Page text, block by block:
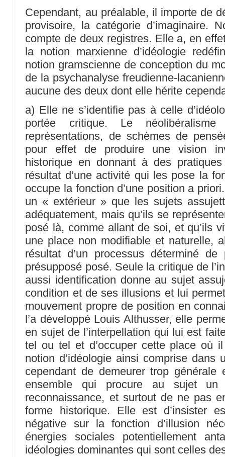
Cependant, au préalable, il importe de
provisoire, la catégorie d’imaginaire.
compte de deux registres. Elle a, en
la notion marxienne d’idéologie
notion gramscienne de conception du
de la psychanalyse freudienne-
aucune des deux dont elle hérite
a) Elle ne s’identifie pas à celle
portée critique. Le
représentations, de schèmes de
pour effet de produire une vision
historique en donnant à des
résultat d’une activité qui les pose la
occupe la fonction d’une position a
un « extérieur » que les sujets
adéquatement, mais qu’ils se
posé là, comme allant de soi, et qu’ils
une place non modifiable et naturelle,
résultat d’un processus déterminé
présupposé posé. Seule la critique de
aussi identification donne au sujet
condition et de ses illusions et lui
mouvement propre de position en
l’a développé Louis Althusser, elle
en sujet de l’interpellation qui lui est
tel ou tel et d’occuper cette place où
notion d’idéologie ainsi comprise dans
cependant de demeurer trop
ensemble qui procure au sujet
reconnaissance, et surtout de ne pas
forme historique. Elle est d’insister
négative sur la fonction d’illusion
énergies sociales potentiellement
idéologies dominantes qui sont celles